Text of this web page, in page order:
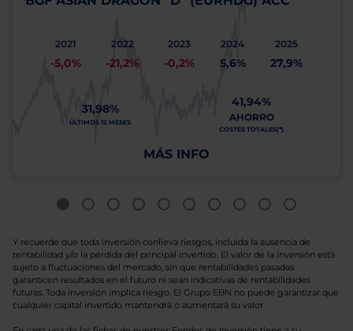
2021
-5,0%
2022
-21,2%
2023
-0,2%
2024
5,6%
2025
27,9%
31,98%
ÚLTIMOS 12 MESES
41,94%
AHORRO
COSTES TOTALES(*)
MÁS INFO
Y recuerde que toda inversión conlleva riesgos, incluida la ausencia de
rentabilidad y/o la pérdida del principal invertido. El valor de la inversión está
sujeto a fluctuaciones del mercado, sin que rentabilidades pasadas
garanticen resultados en el futuro ni sean indicativas de rentabilidades
futuras. Toda inversión implica riesgo. El Grupo EBN no puede garantizar que
cualquier capital invertido mantendrá o aumentará su valor.